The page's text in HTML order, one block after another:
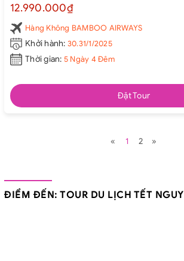
12.990.000₫
Hàng Không BAMBOO AIRWAYS
Khởi hành: 30.31/1/2025
Thời gian: 5 Ngày 4 Đêm
Đặt Tour
« 1 2 »
ĐIỂM ĐẾN: TOUR DU LỊCH TẾT